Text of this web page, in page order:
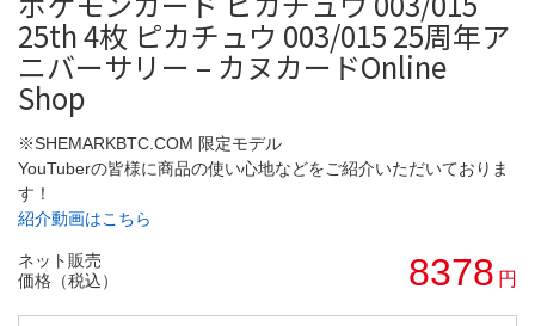
25th 4枚 ピカチュウ 003/015 25周年ア
ニバーサリー – カヌカードOnline
Shop
※SHEMARKBTC.COM 限定モデル
YouTuberの皆様に商品の使い心地などをご紹介いただいておりま
す！
紹介動画はこちら
ネット販売
価格（税込）
8378 円